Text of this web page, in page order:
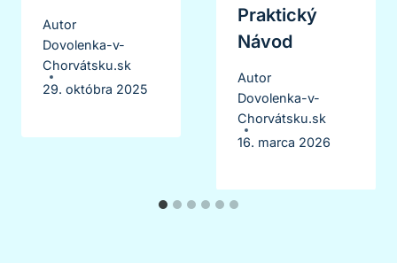
Autor
Dovolenka-v-
Chorvátsku.sk
29. októbra 2025
Praktický
Návod
Autor
Dovolenka-v-
Chorvátsku.sk
16. marca 2026